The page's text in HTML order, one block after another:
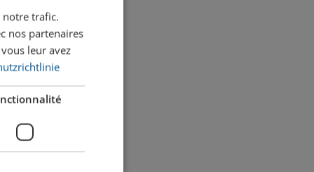
FRENCH
notre trafic.
nos partenaires
leur avez